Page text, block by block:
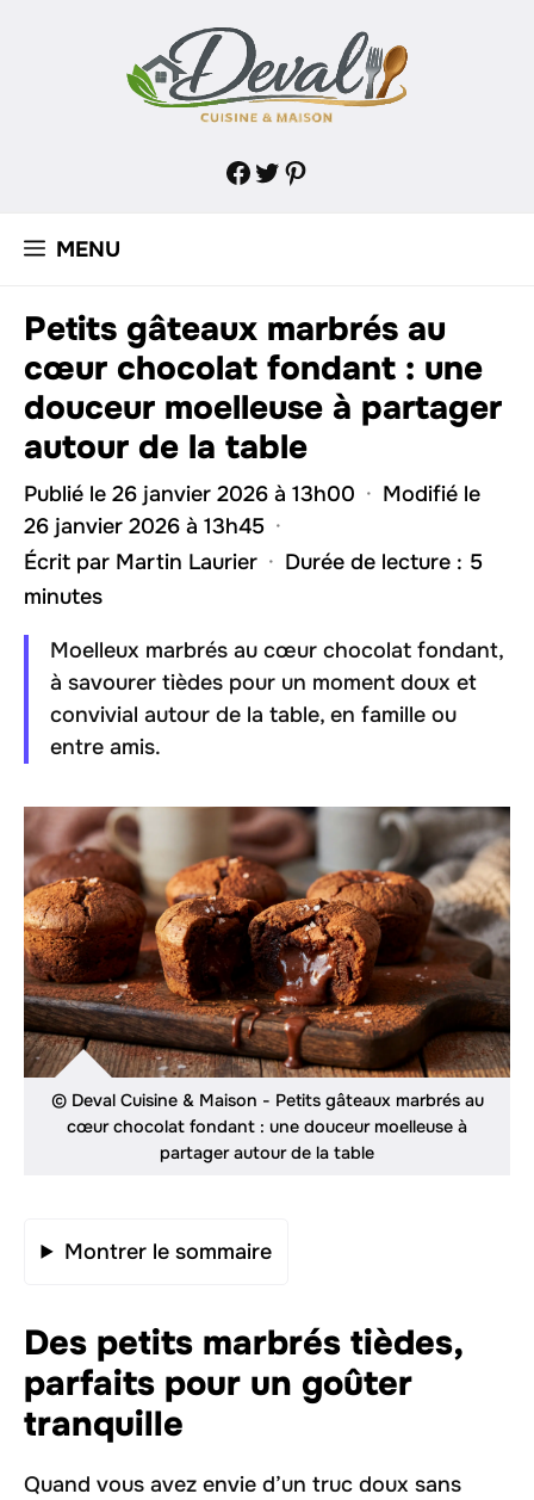
Facebook
Twitter
Pinterest
MENU
Petits gâteaux marbrés au
cœur chocolat fondant : une
douceur moelleuse à partager
autour de la table
Publié le 26 janvier 2026 à 13h00 · Modifié le
26 janvier 2026 à 13h45 ·
Écrit par Martin Laurier · Durée de lecture : 5
minutes
Moelleux marbrés au cœur chocolat fondant,
à savourer tièdes pour un moment doux et
convivial autour de la table, en famille ou
entre amis.
© Deval Cuisine & Maison - Petits gâteaux marbrés au
cœur chocolat fondant : une douceur moelleuse à
partager autour de la table
Montrer le sommaire
Des petits marbrés tièdes,
parfaits pour un goûter
tranquille
Quand vous avez envie d’un truc doux sans